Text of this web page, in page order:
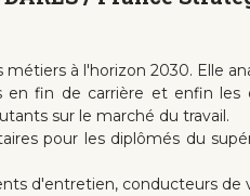
à l'horizon 2030. Elle
fin de carrière et enfin les
sur le marché du travail.
pour les diplômés du
d'entretien, conducteurs de